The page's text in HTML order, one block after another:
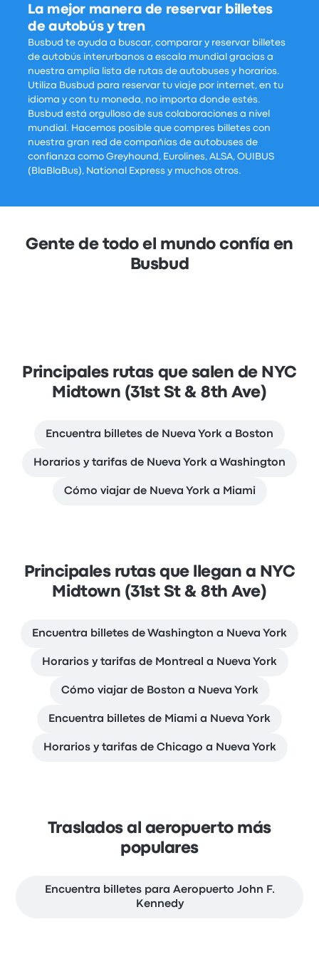
La mejor manera de reservar billetes
de autobús y tren
Busbud te ayuda a buscar, comparar y reservar billetes
de autobús interurbanos a escala mundial gracias a
nuestra amplia lista de rutas de autobuses y horarios.
Utiliza Busbud para reservar tu viaje por internet, en tu
idioma y con tu moneda, no importa donde estés.
Busbud está orgulloso de sus colaboraciones a nivel
mundial. Hacemos posible que compres billetes con
nuestra gran red de compañías de autobuses de
confianza como Greyhound, Eurolines, ALSA, OUIBUS
(BlaBlaBus), National Express y muchos otros.
Gente de todo el mundo confía en
Busbud
Principales rutas que salen de NYC
Midtown (31st St & 8th Ave)
Encuentra billetes de Nueva York a Boston
Horarios y tarifas de Nueva York a Washington
Cómo viajar de Nueva York a Miami
Principales rutas que llegan a NYC
Midtown (31st St & 8th Ave)
Encuentra billetes de Washington a Nueva York
Horarios y tarifas de Montreal a Nueva York
Cómo viajar de Boston a Nueva York
Encuentra billetes de Miami a Nueva York
Horarios y tarifas de Chicago a Nueva York
Traslados al aeropuerto más
populares
Encuentra billetes para Aeropuerto John F.
Kennedy